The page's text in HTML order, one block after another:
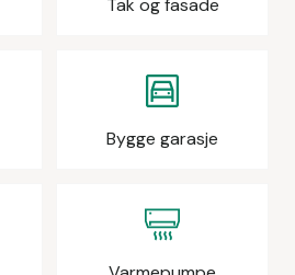
Tak og fasade
Bygge garasje